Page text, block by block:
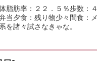
脂肪率：２２．５％歩数：
当夕食：残り物少々間食：
諸々試さなきゃな。